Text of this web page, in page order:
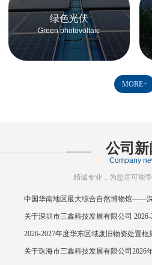
绿色光伏
Green photovoltaic
MORE+
公司新
Company
精诚专业，为您尽可能
2026-2027年度华东区域废旧物资处置